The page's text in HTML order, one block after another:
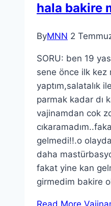
hala bakire
ByMNN 2
SORU: ben 19
sene önce ilk kez
yaptım,salatalık
parmak kadar dı
vajinamdan cok
gelmedi!!.o
daha
fakat yine kan
girmedim bakire